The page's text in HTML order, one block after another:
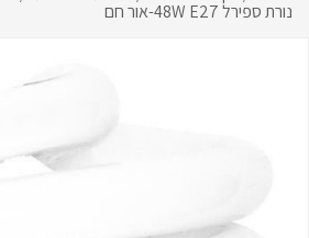
נורת ספירל 48W E27-אור חם